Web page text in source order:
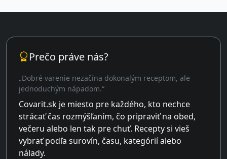
Prečo práve nás?
„Dobré varenie nezačína dokonalým receptom, ale
jednoduchým nápadom.“
Covarit.sk je miesto pre každého, kto nechce
strácať čas rozmýšľaním, čo pripraviť na obed,
večeru alebo len tak pre chuť. Recepty si vieš
vybrať podľa surovín, času, kategórií alebo
nálady.